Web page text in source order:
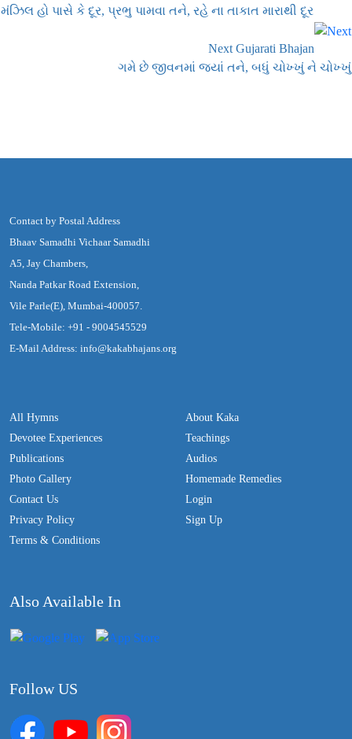
મંઝિલ હો પાસે કે દૂર, પ્રભુ પામવા તને, રહે ના તાકાત મારાથી દૂર
Next Gujarati Bhajan
ગમે છે જીવનમાં જ્યાં તને, બધું ચોખ્ખું ને ચોખ્ખું
Contact by Postal Address
Bhaav Samadhi Vichaar Samadhi
A5, Jay Chambers,
Nanda Patkar Road Extension,
Vile Parle(E), Mumbai-400057.
Tele-Mobile: +91 - 9004545529
E-Mail Address: info@kakabhajans.org
All Hymns
Devotee Experiences
Publications
Photo Gallery
Contact Us
Privacy Policy
Terms & Conditions
About Kaka
Teachings
Audios
Homemade Remedies
Login
Sign Up
Also Available In
Follow US